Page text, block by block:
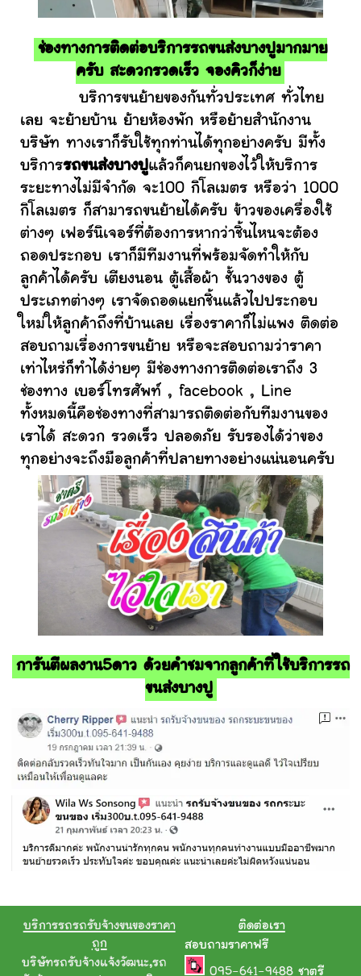
ช่องทางการติดต่อบริการรถขนส่งบางปูมากมาย
ครับ สะดวกรวดเร็ว จองคิวก็ง่าย
บริการขนย้ายของกันทั่วประเทศ ทั่วไทย
เลย จะย้ายบ้าน ย้ายห้องพัก หรือย้ายสำนักงาน
บริษัท ทางเราก็รับใช้ทุกท่านได้ทุกอย่างครับ มีทั้ง
บริการรถขนส่งบางปูแล้วก็คนยกของไว้ให้บริการ
ระยะทางไม่มีจำกัด จะ100 กิโลเมตร หรือว่า 1000
กิโลเมตร ก็สามารถขนย้ายได้ครับ ข้าวของเครื่องใช้
ต่างๆ เฟอร์นิเจอร์ที่ต้องการหากว่าชิ้นไหนจะต้อง
ถอดประกอบ เราก็มีทีมงานที่พร้อมจัดทำให้กับ
ลูกค้าได้ครับ เตียงนอน ตู้เสื้อผ้า ชั้นวางของ ตู้
ประเภทต่างๆ เราจัดถอดแยกชิ้นแล้วไปประกอบ
ใหม่ให้ลูกค้าถึงที่บ้านเลย เรื่องราคาก็ไม่แพง ติดต่อ
สอบถามเรื่องการขนย้าย หรือจะสอบถามว่าราคา
เท่าไหร่ก็ทำได้ง่ายๆ มีช่องทางการติดต่อเราถึง 3
ช่องทาง เบอร์โทรศัพท์ , facebook , Line
ทั้งหมดนี้คือช่องทางที่สามารถติดต่อกับทีมงานของ
เราได้ สะดวก รวดเร็ว ปลอดภัย รับรองได้ว่าของ
ทุกอย่างจะถึงมือลูกค้าที่ปลายทางอย่างแน่นอนครับ
การันตีผลงาน5ดาว ด้วยคำชมจากลูกค้าที่ใช้บริการรถ
ขนส่งบางปู
บริการรถรถรับจ้างขนของราคา
ถูก
บริษัทรถรับจ้างแจ้งวัฒนะ,รถ
ติดต่อเรา
สอบถามราคาฟรี
095-641-9488 ชาตรี